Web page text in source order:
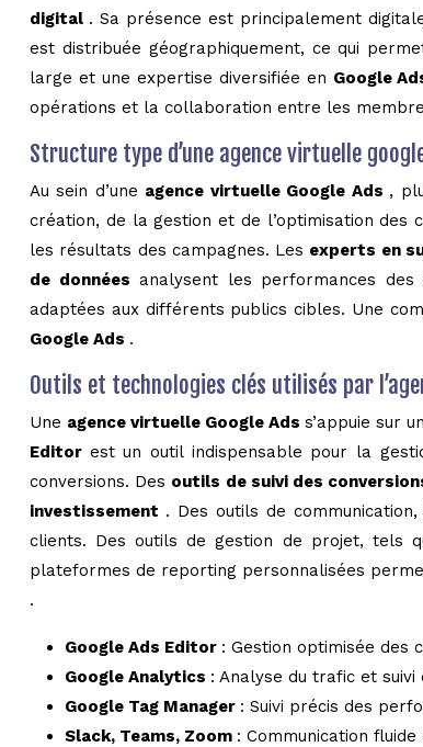
digital . Sa présence est principalement
est distribuée géographiquement, ce qui
large et une expertise diversifiée en Google
opérations et la collaboration entre les
Structure type d’une agence virtuelle
Au sein d’une agence virtuelle Google Ads ,
création, de la gestion et de l’optimisation des
les résultats des campagnes. Les experts en
de données analysent les performances
adaptées aux différents publics cibles. Une
Google Ads .
Outils et technologies clés utilisés par
Une agence virtuelle Google Adss’appuie sur
Editor est un outil indispensable pour la
conversions. Des outils de suivi des
investissement . Des outils de
clients. Des outils de gestion de projet, tels
plateformes de reporting personnalisées
.
Google Ads Editor : Gestion optimisée des
Google Analytics : Analyse du trafic et suivi
Google Tag Manager : Suivi précis des
Slack, Teams, Zoom : Communication